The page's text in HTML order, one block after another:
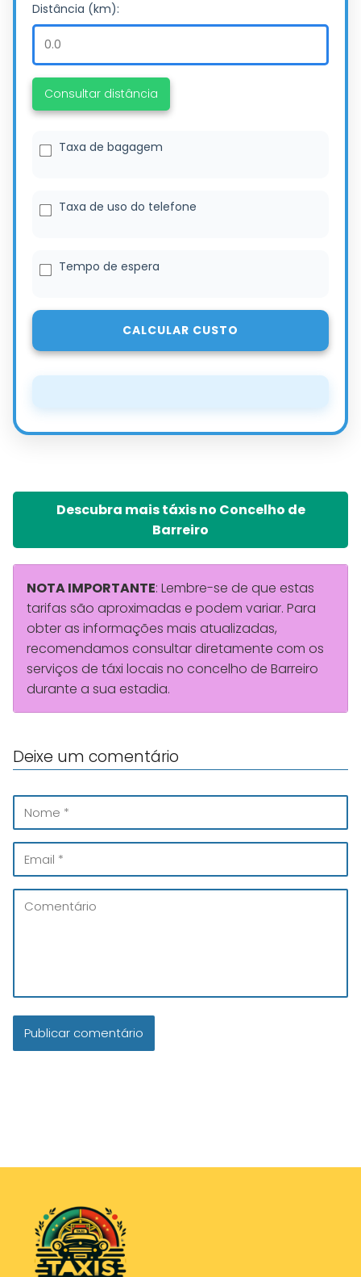
Distância (km):
Consultar distância
Taxa de bagagem
Taxa de uso do telefone
Tempo de espera
CALCULAR CUSTO
Descubra mais táxis no Concelho de
Barreiro
NOTA IMPORTANTE: Lembre-se de que estas
tarifas são aproximadas e podem variar. Para
obter as informações mais atualizadas,
recomendamos consultar diretamente com os
serviços de táxi locais no concelho de Barreiro
durante a sua estadia.
Deixe um comentário